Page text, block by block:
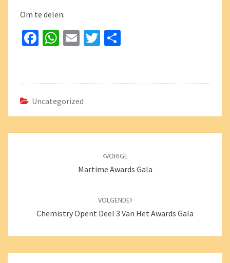
Om te delen:
Fa
o
o
k
W
sA
p
p
E
l
T
er n
Uncategorized
VORIGE
Martime Awards Gala
VOLGENDE
Chemistry Opent Deel 3 Van Het Awards Gala